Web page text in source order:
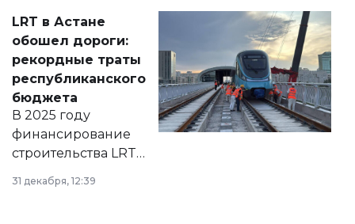
документ
появился в базе
нормативных
правовых актов и
на сайте маслихат
города.
LRT в Астане
обошел дороги:
рекордные траты
республиканского
бюджета
В 2025 году
финансирование
строительства LRT
в Астане из
республиканского
31 декабря, 12:39